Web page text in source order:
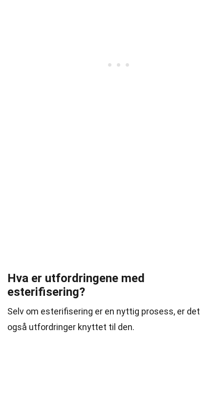
Hva er utfordringene med
esterifisering?
Selv om esterifisering er en nyttig prosess, er det
også utfordringer knyttet til den.